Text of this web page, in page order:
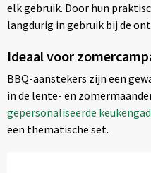
elk gebruik. Door hun
langdurig in gebruik bij de
Ideaal voor
BBQ-aanstekers zijn een
in de lente- en
gepersonaliseerde
een thematische set.